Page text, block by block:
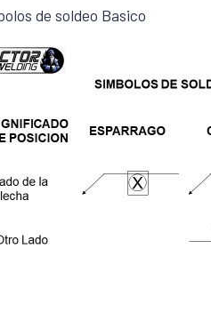
de soldeo Basico